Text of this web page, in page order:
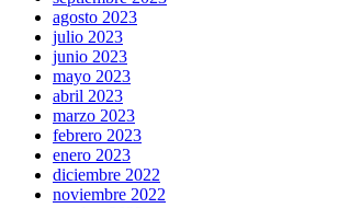
agosto 2023
julio 2023
junio 2023
mayo 2023
abril 2023
marzo 2023
febrero 2023
enero 2023
diciembre 2022
noviembre 2022